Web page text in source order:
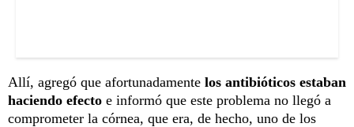
Allí, agregó que afortunadamente los antibióticos estaban
haciendo efecto e informó que este problema no llegó a
comprometer la córnea, que era, de hecho, uno de los